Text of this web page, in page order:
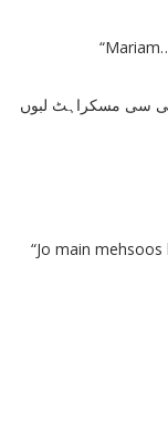
سی مسکراہٹ لبوں
“Jo main